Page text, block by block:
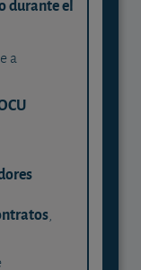
durante el
a
,